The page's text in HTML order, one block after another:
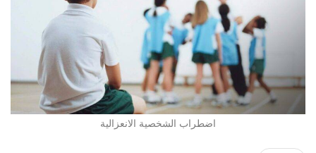
اضطراب الشخصية الانعزالية